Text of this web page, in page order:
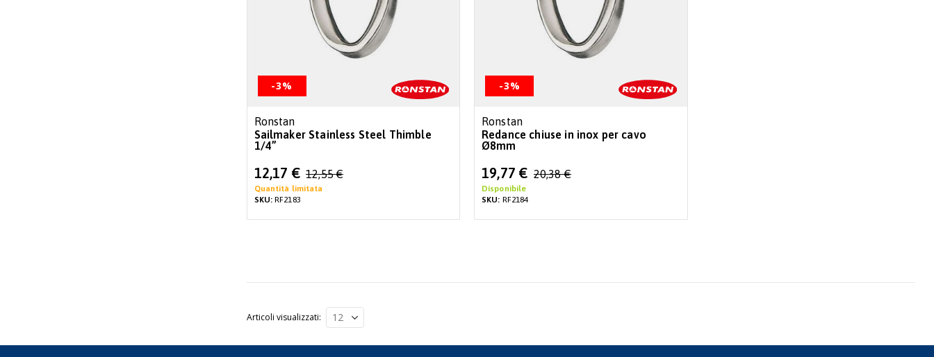
-3%
Ronstan
Sailmaker Stainless Steel Thimble
1/4”
Special
Price
12,17 € 12,55 €
Quantità limitata
SKU:RF2183
-3%
Ronstan
Redance chiuse in inox per cavo
Ø8mm
Special
Price
19,77 € 20,38 €
Disponibile
SKU: RF2184
Articoli visualizzati